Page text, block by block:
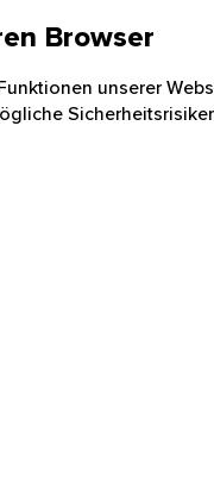
Browser
unserer